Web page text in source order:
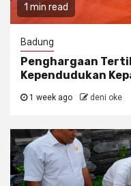
1 min read
Badung
Penghargaan
Kependudukan
1 week ago deni oke